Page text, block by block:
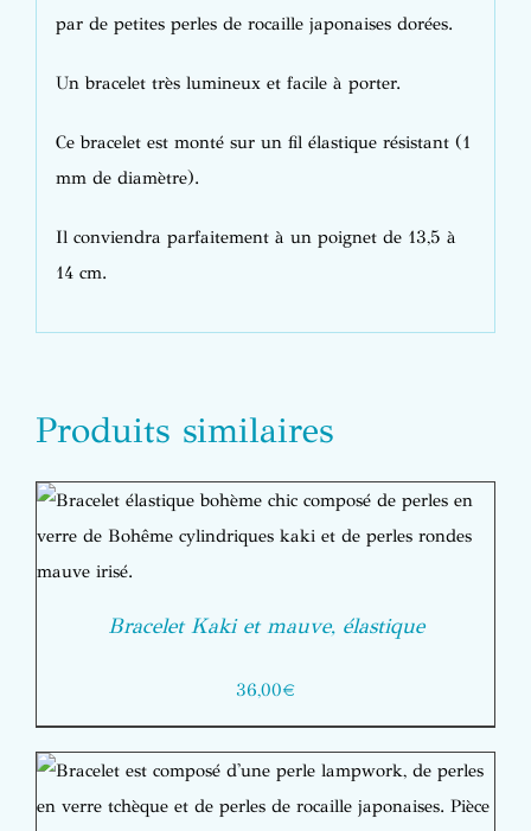
par de petites perles de rocaille japonaises dorées.
Un bracelet très lumineux et facile à porter.
Ce bracelet est monté sur un fil élastique résistant (1
mm de diamètre).
Il conviendra parfaitement à un poignet de 13,5 à
14 cm.
Produits similaires
Bracelet Kaki et mauve, élastique
36,00€